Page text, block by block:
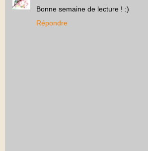
Bonne semaine de lecture ! :)
Répondre